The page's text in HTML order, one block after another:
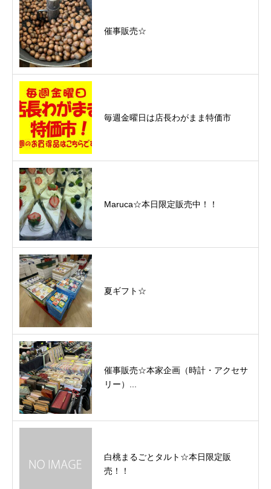
催事販売☆
毎週金曜日は店長わがまま特価市
Maruca☆本日限定販売中！！
夏ギフト☆
催事販売☆本家企画（時計・アクセサ
リー）...
白桃まるごとタルト☆本日限定販
売！！